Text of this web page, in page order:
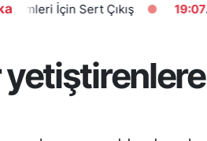
İçin Sert Çıkış 19:07